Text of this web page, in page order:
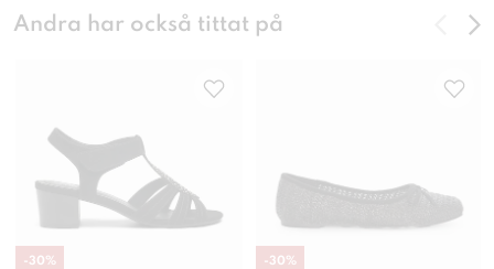
Andra har också tittat på
-30% -30%